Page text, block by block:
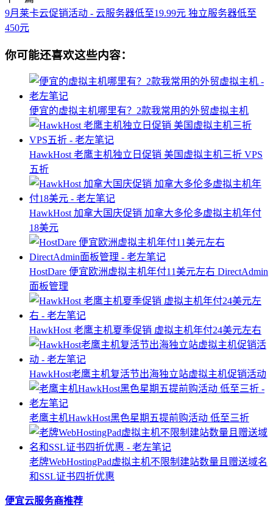
9月莱卡云促销活动 - 云服务器低至19.99元 独立服务器低至
450元
你可能还喜欢这些内容：
便宜的虚拟主机哪里有？2款我常用的外贸虚拟主机
HawkHost 老鹰主机独立日促销 美国虚拟主机三折 VPS
五折
HawkHost 加拿大国庆促销 加拿大多伦多虚拟主机年付
18美元
HostDare 便宜欧洲虚拟主机年付11美元左右 DirectAdmin
面板管理
HawkHost 老鹰主机夏季促销 虚拟主机年付24美元左右
HawkHost老鹰主机复活节出海独立站虚拟主机促销活动
老鹰主机HawkHost黑色星期五提前购活动 低至三折
老牌WebHostingPad虚拟主机不限制建站数量且赠送域名
和SSL证书四折优惠
便宜云服务商推荐